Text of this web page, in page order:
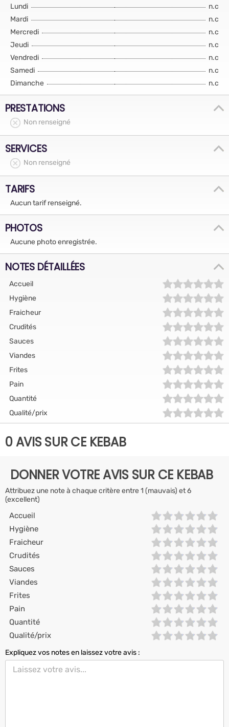
Lundi
n.c
Mardi
n.c
Mercredi
n.c
Jeudi
n.c
Vendredi
n.c
Samedi
n.c
Dimanche
n.c
PRESTATIONS
Non renseigné
SERVICES
Non renseigné
TARIFS
Aucun tarif renseigné.
PHOTOS
Aucune photo enregistrée.
NOTES DÉTAILLÉES
Accueil
Hygiène
Fraicheur
Crudités
Sauces
Viandes
Frites
Pain
Quantité
Qualité/prix
0 AVIS SUR CE KEBAB
DONNER VOTRE AVIS SUR CE KEBAB
Attribuez une note à chaque critère entre 1 (mauvais) et 6
(excellent)
Accueil
Hygiène
Fraicheur
Crudités
Sauces
Viandes
Frites
Pain
Quantité
Qualité/prix
Expliquez vos notes en laissez votre avis :